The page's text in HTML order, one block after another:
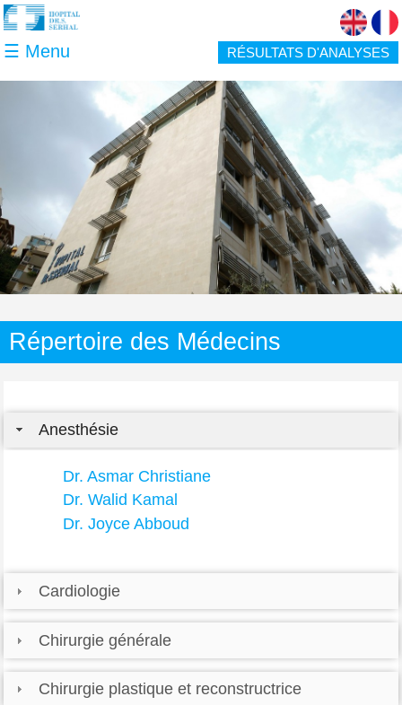
Skip to main content
☰ Menu RÉSULTATS D'ANALYSES
Répertoire des Médecins
Anesthésie
Dr. Asmar Christiane
Dr. Walid Kamal
Dr. Joyce Abboud
Cardiologie
Chirurgie générale
Chirurgie plastique et reconstructrice